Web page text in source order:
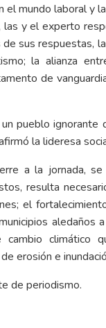
el mundo laboral y
y el experto
sus respuestas,
la alianza
de
pueblo
la lideresa
a la jornada,
resulta
el
aledaños
cambio climático
erosión e
de periodismo.